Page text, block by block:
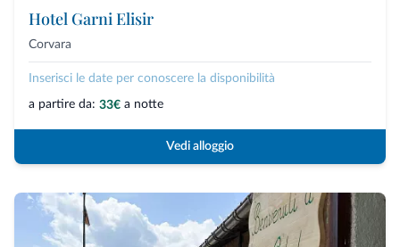
Hotel Garni Elisir
Corvara
Inserisci le date per conoscere la disponibilità
a partire da: 33€ a notte
Vedi alloggio